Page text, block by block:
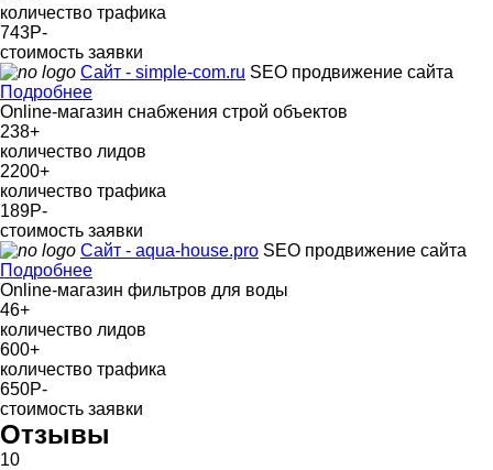
количество трафика
743Р-
стоимость заявки
Сайт - simple-com.ru SEO продвижение сайта
Подробнее
Online-магазин снабжения строй объектов
238+
количество лидов
2200+
количество трафика
189Р-
стоимость заявки
Сайт - aqua-house.pro SEO продвижение сайта
Подробнее
Online-магазин фильтров для воды
46+
количество лидов
600+
количество трафика
650Р-
стоимость заявки
Отзывы
10